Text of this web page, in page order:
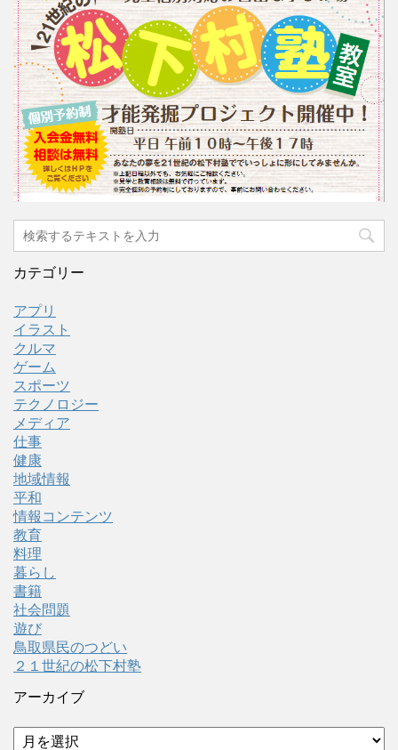
カテゴリー
アプリ
イラスト
クルマ
ゲーム
スポーツ
テクノロジー
メディア
仕事
健康
地域情報
平和
情報コンテンツ
教育
料理
暮らし
書籍
社会問題
遊び
鳥取県民のつどい
２１世紀の松下村塾
アーカイブ
ア